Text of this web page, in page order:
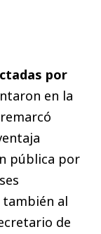
por
en la
pública por
también al
de